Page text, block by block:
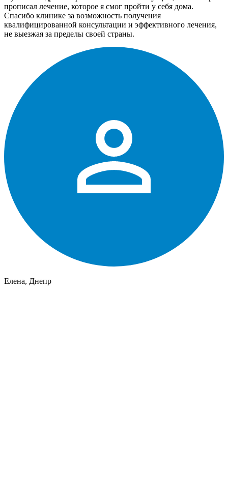
прописал лечение, которое я смог пройти у себя дома.
Спасибо клинике за возможность получения
квалифицированной консультации и эффективного лечения,
не выезжая за пределы своей страны.
Елена, Днепр